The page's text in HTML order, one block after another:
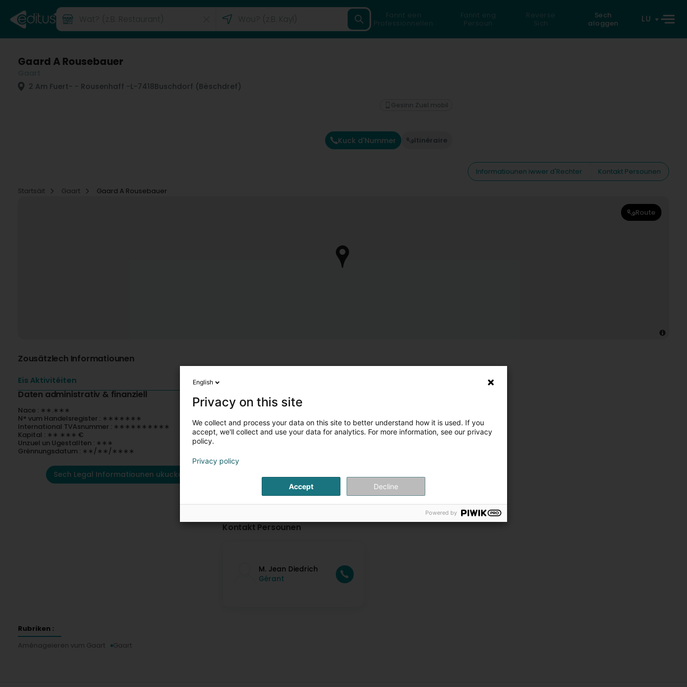
Fannt een
Professionnellen
Fannt eng
Persoun
Reverse
Sich
Sech
aloggen
LU
Gaard A Rousebauer
2 Am Fuert- - Rousenhaff -L-7418Buschdorf (Bëschdref)
Kuck d'Nummer Itinéraire
Gesinn Zuel mobil
Informatiounen iwwer d'Rechter
Kontakt Persounen
Startsäit
Gaart Gaard A Rousebauer
Route
Zousätzlech Informatiounen
Eis Aktivitéiten
Daten administrativ & finanziell
Nace : ∗∗.∗∗∗
N° vum Handelsregister : ∗∗∗∗∗∗∗
International TVAsnummer : ∗∗∗∗∗∗∗∗∗∗
Kapital : ∗∗ ∗∗∗ €
Unzuel un Ugestallten : ∗∗∗
Grënnungsdatum : ∗∗/∗∗/∗∗∗∗
Sech Legal Informatiounen ukucken
Kontakt Persounen
M. Jean Diedrich
Gérant
Rubriken :
Aménageieren vum Gaart
Gaart
English
Privacy on this site
We collect and process your data on this site to better understand how it is used. If you
accept, we'll collect and use your data for analytics. For more information, see our privacy
policy.
Privacy policy
Accept Decline
Powered by